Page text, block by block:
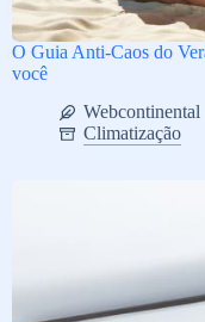
O Guia Anti-Caos do
você
Webcontinental
Climatização